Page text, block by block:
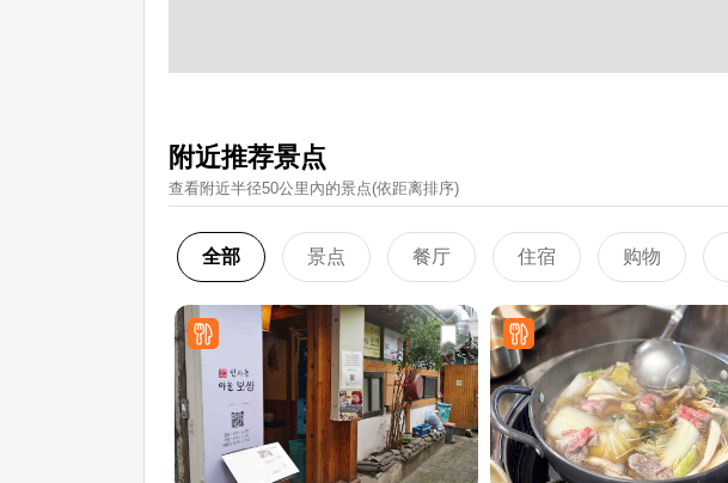
附近推荐景点
查看附近半径50公里內的景点(依距离排序)
全部 景点 餐厅 住宿 购物